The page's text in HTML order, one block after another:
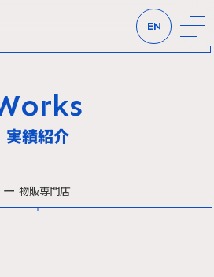
EN
実績紹介
ー 物販専門店